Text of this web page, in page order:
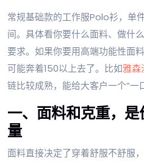
常规基础款的工作服Polo衫，单
间。具体看你要什么面料、做什
要求。如果你要用高端功能性面
可能奔着150以上去了。比如雅森
链比较成熟，能给大客户一个“一
一、面料和克重，
量
面料直接决定了穿着舒服不舒服